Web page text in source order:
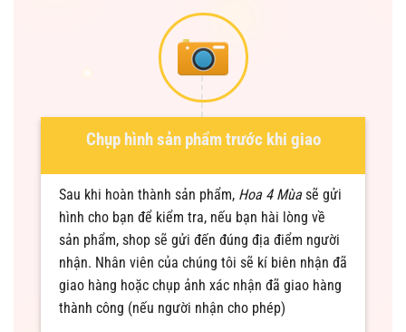
Chụp hình sản phẩm trước khi giao
Sau khi hoàn thành sản phẩm, Hoa 4 Mùasẽ gửi
hình cho bạn để kiểm tra, nếu bạn hài lòng về
sản phẩm, shop sẽ gửi đến đúng địa điểm người
nhận. Nhân viên của chúng tôi sẽ kí biên nhận đã
giao hàng hoặc chụp ảnh xác nhận đã giao hàng
thành công (nếu người nhận cho phép)